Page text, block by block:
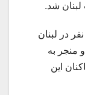
شد.
این حمله باعث کشته شدن حدود 4000 نفر در لبنان
منجر به
از ساکنان این